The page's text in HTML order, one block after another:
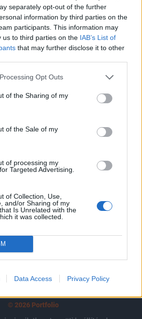
separately opt-out of the further
information by third parties on the
participants. This information may
us to third parties on the IAB’s List of
that may further disclose it to other
Opt Outs
of the Sharing of my
of the Sale of my
of processing my
Targeted Advertising.
of Collection, Use,
and/or Sharing of my
Is Unrelated with the
it was collected.
Data Access Privacy Policy
és jelentkezés
be négy lehetséges forgatókönyvét
Iny, a BCG kreativitásért és
igazgatója. Nehéz...
olvasása előfizetéses
tartalmazza:
cikkarchívum
Előfizetés
VAGY?
© 2026 Portfolio